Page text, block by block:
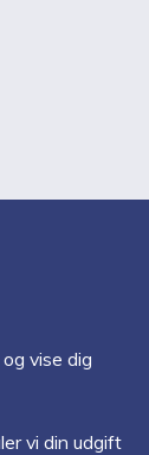
vise dig
vi din udgift